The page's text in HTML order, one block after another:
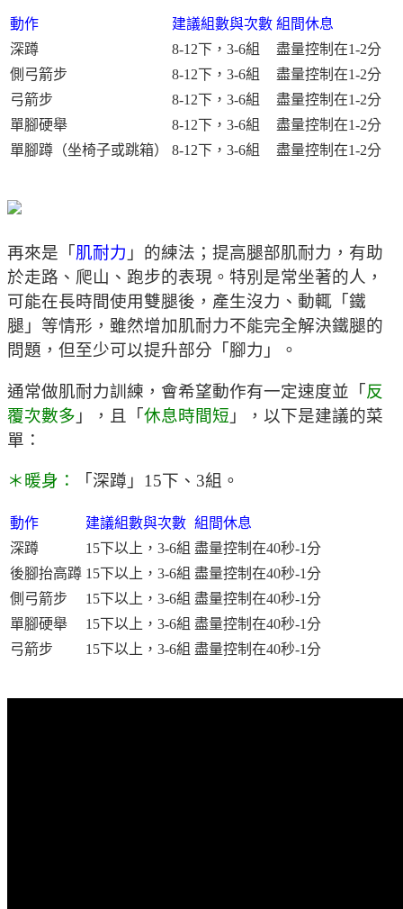
動作 建議組數與次數 組間休息
深蹲
8-12下，3-6組
盡量控制在1-2分
側弓箭步
8-12下，3-6組
盡量控制在1-2分
弓箭步
8-12下，3-6組
盡量控制在1-2分
單腳硬舉
8-12下，3-6組
盡量控制在1-2分
單腳蹲（坐椅子或跳箱）
8-12下，3-6組 盡量控制在1-2分
再來是「 肌耐力 」的練法；提高腿部肌耐力，有助
於走路、爬山、跑步的表現。特別是常坐著的人，
可能在長時間使用雙腿後，產生沒力、動輒「鐵
腿」等情形，雖然增加肌耐力不能完全解決鐵腿的
問題，但至少可以提升部分「腳力」。
通常做肌耐力訓練，會希望動作有一定速度並「反
覆次數多 」，且「休息時間短 」，以下是建議的菜
單：
＊暖身： 「深蹲」15下、3組。
動作 建議組數與次數 組間休息
深蹲
15下以上，3-6組 盡量控制在40秒-1分
後腳抬高蹲 15下以上，3-6組 盡量控制在40秒-1分
側弓箭步
15下以上，3-6組 盡量控制在40秒-1分
單腳硬舉
15下以上，3-6組 盡量控制在40秒-1分
弓箭步
15下以上，3-6組 盡量控制在40秒-1分